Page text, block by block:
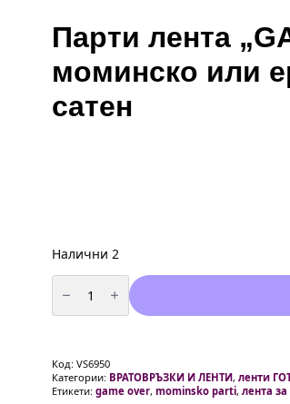
Парти лента
моминско или
сатен
Налични 2
количество
за
Парти
лента
за
моминско
или
ергенско
Код: VS6950
Категории: ВРАТОВРЪЗКИ И ЛЕНТИ, ленти
Етикети: game over, mominsko parti, лента